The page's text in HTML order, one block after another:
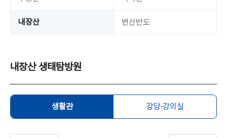
내장산 변산반도
내장산 생태탐방원
생활관 강당·강의실